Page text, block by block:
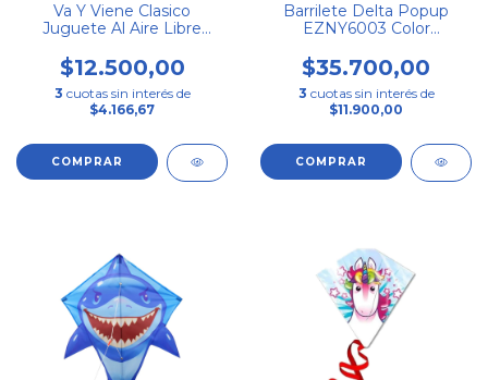
Va Y Viene Clasico
Juguete Al Aire Libre
$12.500,00
3 cuotas sin interés de
$4.166,67
Barrilete Delta Popup
EZNY6003 Color
$35.700,00
3 cuotas sin interés de
$11.900,00